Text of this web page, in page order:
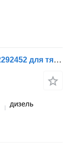
Корпус КПП Scania R-series (01.04-) 2292452 для тягача Scania P,G,R,T-series (2004-2017)
дизель